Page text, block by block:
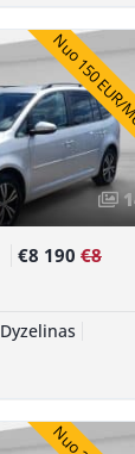
Nuo 150
€8 190 €8
Dyzelinas